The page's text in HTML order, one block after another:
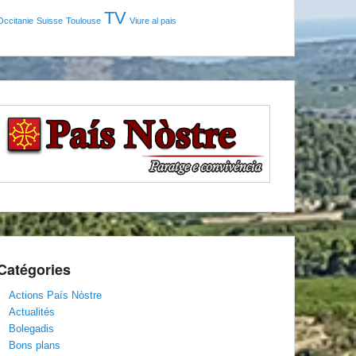
Suisse Toulouse TV Viure al pais
Actions País Nòstre
Actualités
Bolegadis
Bons plans